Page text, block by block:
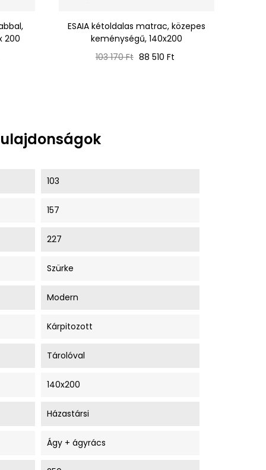
200
ESAIA kétoldalas matrac, közepes
keménységű, 140x200
Normál
103 170 Ft Ár
88 510 Ft
103
157
227
Szürke
Modern
Kárpitozott
Tárolóval
140x200
Házastársi
Ágy + ágyrács